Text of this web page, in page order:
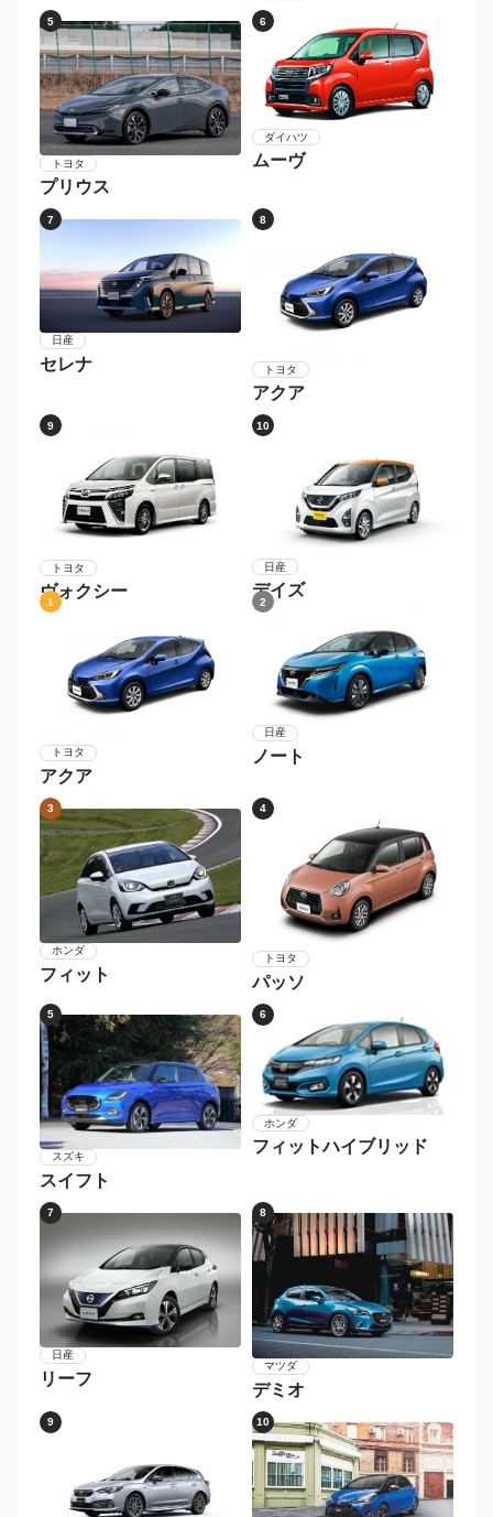
5
トヨタ
プリウス
6
ダイハツ
ムーヴ
7
日産
セレナ
8
トヨタ
アクア
9
トヨタ
ヴォクシー
10
日産
デイズ
1
トヨタ
アクア
2
日産
ノート
3
ホンダ
フィット
4
トヨタ
パッソ
5
スズキ
スイフト
6
ホンダ
フィットハイブリッド
7
日産
リーフ
8
マツダ
デミオ
9 10